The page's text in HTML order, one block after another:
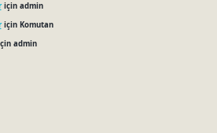
için admin
için Komutan
admin